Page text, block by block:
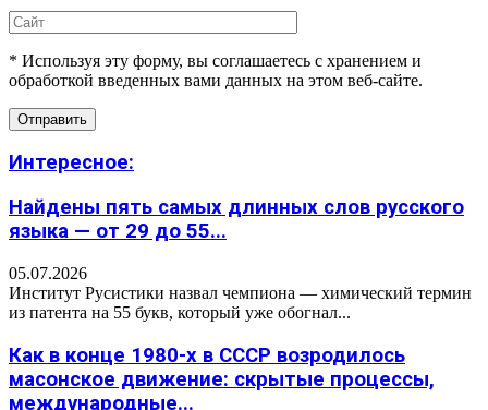
* Используя эту форму, вы соглашаетесь с хранением и
обработкой введенных вами данных на этом веб-сайте.
Интересное:
Найдены пять самых длинных слов русского
языка — от 29 до 55...
05.07.2026
Институт Русистики назвал чемпиона — химический термин
из патента на 55 букв, который уже обогнал...
Как в конце 1980-х в СССР возродилось
масонское движение: скрытые процессы,
международные...